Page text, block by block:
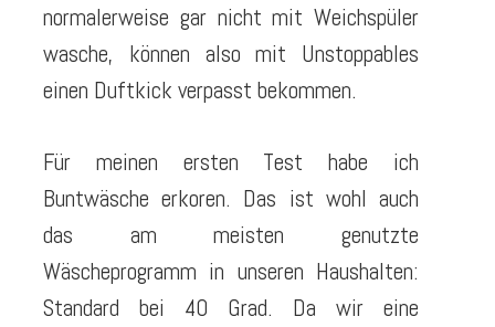
normalerweise gar nicht mit Weichspüler
wasche, können also mit Unstoppables
einen Duftkick verpasst bekommen.
Für meinen ersten Test habe ich
Buntwäsche erkoren. Das ist wohl auch
das am meisten genutzte
Wäscheprogramm in unseren Haushalten:
Standard bei 40 Grad. Da wir eine